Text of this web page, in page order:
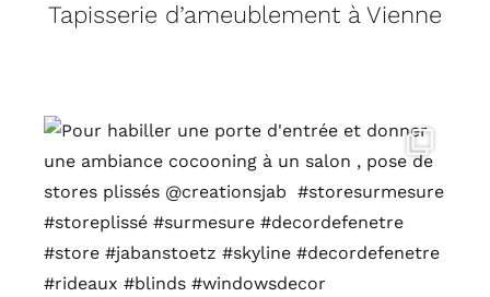
Tapisserie d’ameublement à Vienne